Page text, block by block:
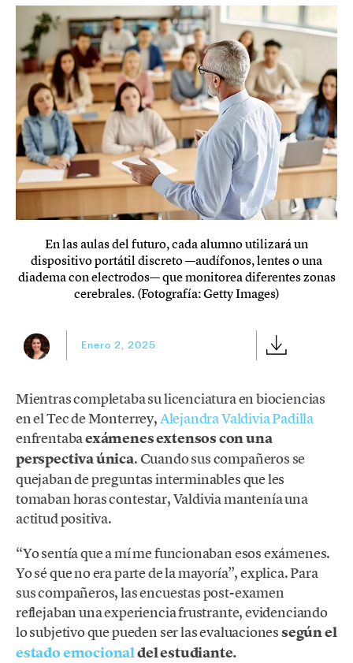
En las aulas del futuro, cada alumno utilizará un
dispositivo portátil discreto —audífonos, lentes o una
diadema con electrodos— que monitorea diferentes zonas
cerebrales. (Fotografía: Getty Images)
Enero 2, 2025
Mientras completaba su licenciatura en biociencias
en el Tec de Monterrey,Alejandra Valdivia Padilla
enfrentabaexámenes extensos con una
perspectiva única. Cuando sus compañeros se
quejaban de preguntas interminables que les
tomaban horas contestar, Valdivia mantenía una
actitud positiva.
“Yo sentía que a mí me funcionaban esos exámenes.
Yo sé que no era parte de la mayoría”, explica. Para
sus compañeros, las encuestas post-examen
reflejaban una experiencia frustrante, evidenciando
lo subjetivo que pueden ser las evaluacionessegún el
estado emocionaldel estudiante.